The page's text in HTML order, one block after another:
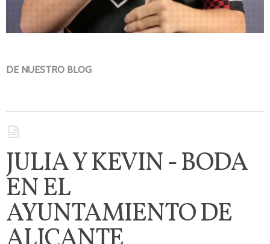
DE NUESTRO BLOG
JULIA Y KEVIN - BODA
EN EL
AYUNTAMIENTO DE